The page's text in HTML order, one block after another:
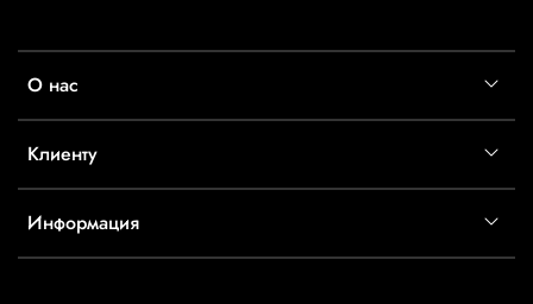
О нас
Клиенту
Информация